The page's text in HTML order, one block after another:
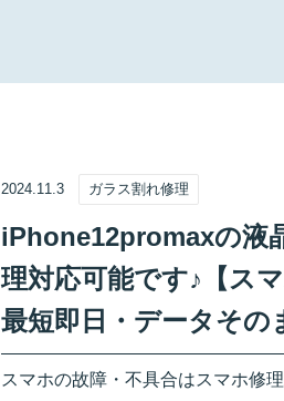
2024.11.3 ガラス割れ修理
iPhone12promaxの液
理対応可能です♪【ス
最短即日・データその
スマホの故障・不具合はスマホ修理